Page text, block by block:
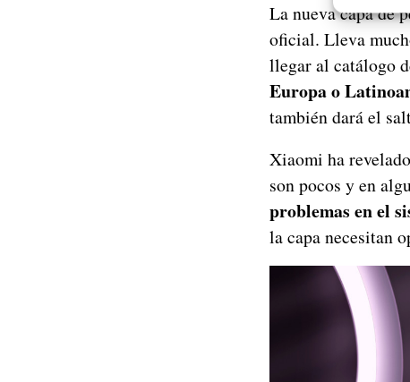
La nueva capa de
oficial. Lleva
llegar al catálogo
Europa o
también dará el
Xiaomi ha
son pocos y en
problemas en el
la capa necesitan